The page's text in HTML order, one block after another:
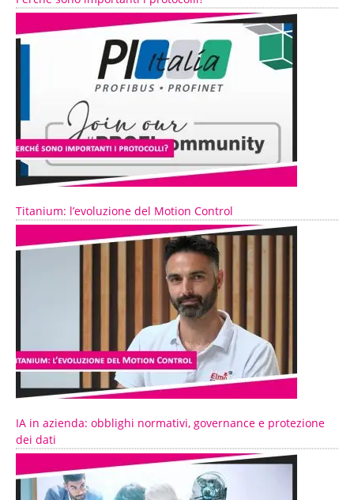
Titanium: l’evoluzione del Motion Control
IA in azienda: obblighi normativi, governance e protezione
dei dati